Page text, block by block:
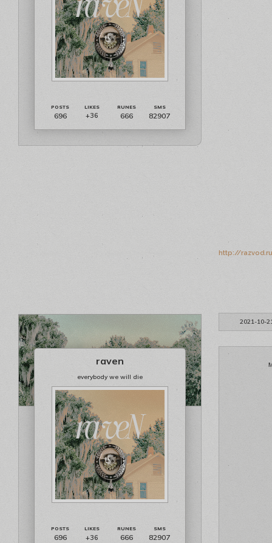
696 +36 666 82907
http://
2021-10-
raven
everybody we will die
696 +36 666 82907